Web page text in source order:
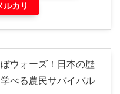
ルカリ
ウォーズ！日本の歴
べる農民サバイバル